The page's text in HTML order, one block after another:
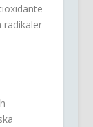
radikaler